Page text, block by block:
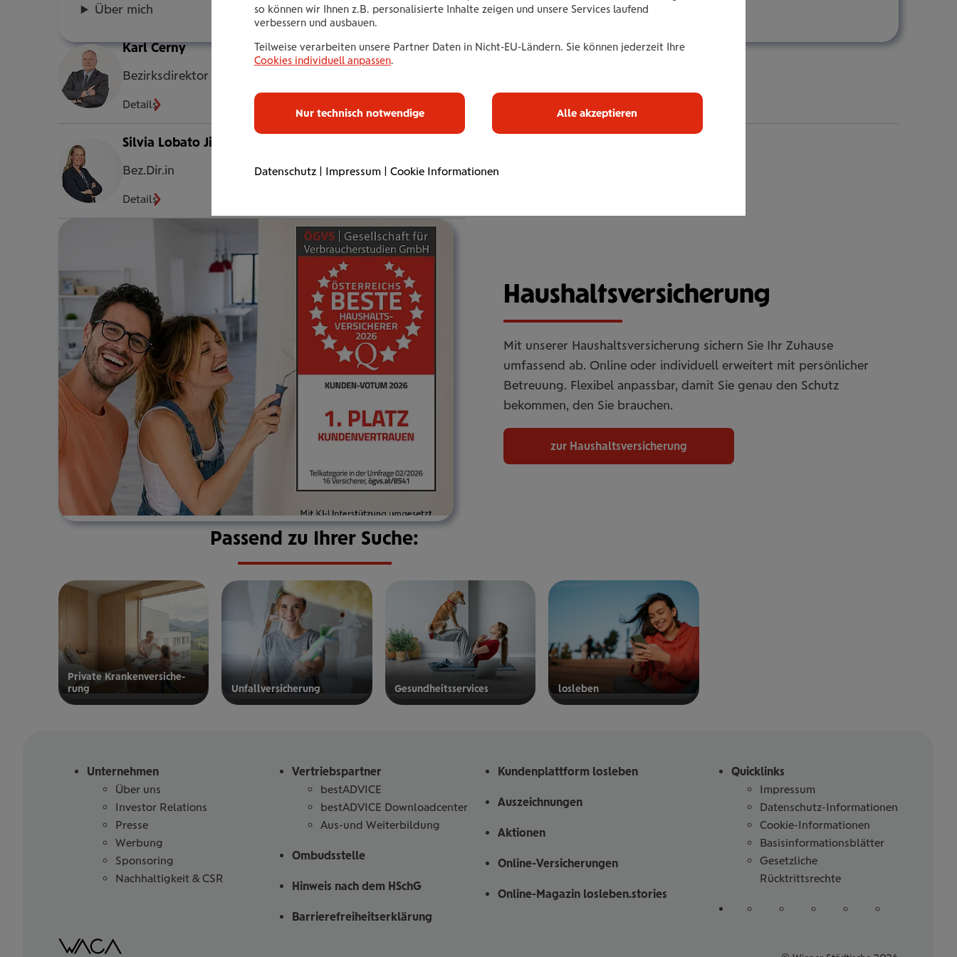
Über mich
Karl Cerny
Bezirksdirektor
Details
Silvia Lobato Jimenez
Bez.Dir.in
Details
Mariana Tzvetkova
Haus­halts­ver­si­che­rung
Mit unserer Haushaltsversicherung sichern Sie Ihr Zuhause
umfassend ab. Online oder individuell erweitert mit persönlicher
Betreuung. Flexibel anpassbar, damit Sie genau den Schutz
bekommen, den Sie brauchen.
zur Haushaltsversicherung
Passend zu Ihrer Suche:
Private Kran­ken­­­ver­si­che­
rung
zur privaten
Unfall­ver­si­che­rung Gesund­heits­ser­vices los­le­ben
Unternehmen
Über uns
Investor Relations
Presse
Werbung
Sponsoring
Nachhaltigkeit & CSR
Vertriebspartner
bestADVICE
bestADVICE Downloadcenter
Aus-und Weiterbildung
Ombudsstelle
Hinweis nach dem HSchG
Barrierefreiheitserklärung
Kundenplattform losleben
Auszeichnungen
Aktionen
Online-Versicherungen
Online-Magazin losleben.stories
Quicklinks
Impressum
Datenschutz-Informationen
Cookie-Informationen
Basisinformationsblätter
Gesetzliche
Rücktrittsrechte
Folgen
Barrierefreiheitserklärung
so können wir Ihnen z.B. personalisierte Inhalte zeigen und unsere Services laufend
verbessern und ausbauen.
Teilweise verarbeiten unsere Partner Daten in Nicht-EU-Ländern. Sie können jederzeit Ihre
Cookies individuell anpassen.
Nur technisch notwendige Alle akzeptieren
Datenschutz | Impressum | Cookie Informationen